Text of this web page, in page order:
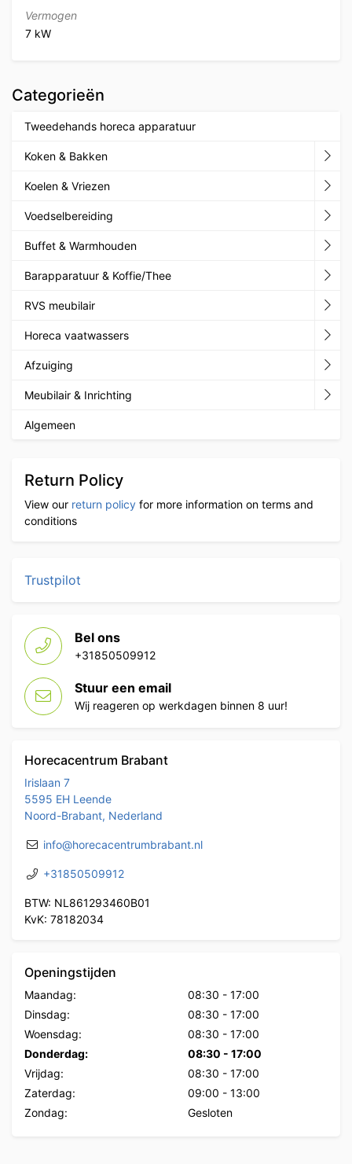
Vermogen
7 kW
Categorieën
Tweedehands horeca apparatuur
Koken & Bakken
Koelen & Vriezen
Voedselbereiding
Buffet & Warmhouden
Barapparatuur & Koffie/Thee
RVS meubilair
Horeca vaatwassers
Afzuiging
Meubilair & Inrichting
Algemeen
Return Policy
View our return policy for more information on terms and
conditions
Trustpilot
Bel ons
+31850509912
Stuur een email
Wij reageren op werkdagen binnen 8 uur!
Horecacentrum Brabant
Irislaan 7
5595 EH Leende
Noord-Brabant, Nederland
info@horecacentrumbrabant.nl
+31850509912
BTW: NL861293460B01
KvK: 78182034
Openingstijden
Maandag: 08:30 - 17:00
Dinsdag:
08:30 - 17:00
Woensdag:
08:30 - 17:00
Donderdag:
08:30 - 17:00
Vrijdag:
08:30 - 17:00
Zaterdag:
09:00 - 13:00
Zondag:
Gesloten